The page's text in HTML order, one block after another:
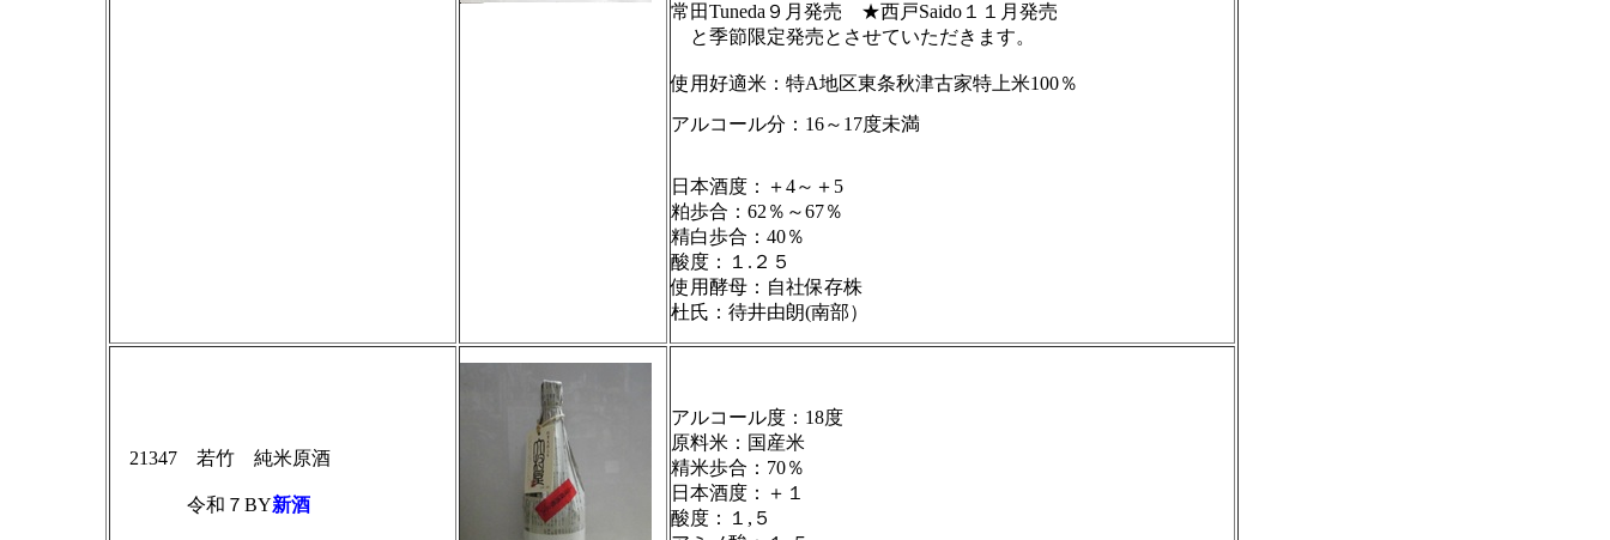
常田Tuneda９月発売 ★西戸Saido１１月発売
と季節限定発売とさせていただきます。
使用好適米：特A地区東条秋津古家特上米100％
アルコール分：16～17度未満
日本酒度：＋4～＋5
粕歩合：62％～67％
精白歩合：40％
酸度：１.２５
使用酵母：自社保存株
杜氏：待井由朗(南部）
21347 若竹 純米原酒
令和７BY新酒
アルコール度：18度
原料米：国産米
精米歩合：70％
日本酒度：＋１
酸度：１,５